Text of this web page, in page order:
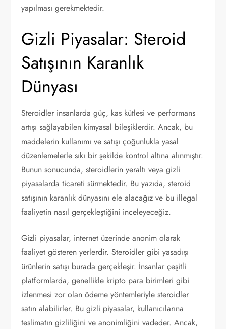
yapılması gerekmektedir.
Gizli Piyasalar: Steroid
Satışının Karanlık
Dünyası
Steroidler insanlarda güç, kas kütlesi ve performans
artışı sağlayabilen kimyasal bileşiklerdir. Ancak, bu
maddelerin kullanımı ve satışı çoğunlukla yasal
düzenlemelerle sıkı bir şekilde kontrol altına alınmıştır.
Bunun sonucunda, steroidlerin yeraltı veya gizli
piyasalarda ticareti sürmektedir. Bu yazıda, steroid
satışının karanlık dünyasını ele alacağız ve bu illegal
faaliyetin nasıl gerçekleştiğini inceleyeceğiz.
Gizli piyasalar, internet üzerinde anonim olarak
faaliyet gösteren yerlerdir. Steroidler gibi yasadışı
ürünlerin satışı burada gerçekleşir. İnsanlar çeşitli
platformlarda, genellikle kripto para birimleri gibi
izlenmesi zor olan ödeme yöntemleriyle steroidler
satın alabilirler. Bu gizli piyasalar, kullanıcılarına
teslimatın gizliliğini ve anonimliğini vadeder. Ancak,